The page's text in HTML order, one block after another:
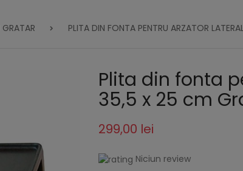
GRATAR PLITA DIN FONTA PENTRU ARZATOR
Plita din fonta
35,5 x 25 cm
299,00 lei
Niciun review